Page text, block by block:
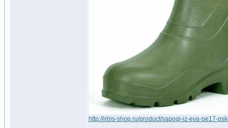
http://irbis-shop.ru/product/sapogi-iz-eva-pe17-